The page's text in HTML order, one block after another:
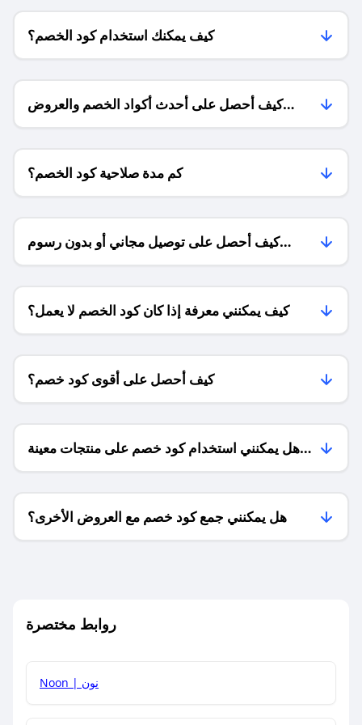
كيف يمكنك استخدام كود الخصم؟
كيف أحصل على أحدث أكواد الخصم والعروض
للمتاجر؟
كم مدة صلاحية كود الخصم؟
كيف أحصل على توصيل مجاني أو بدون رسوم
الشحن ؟
كيف يمكنني معرفة إذا كان كود الخصم لا يعمل؟
كيف أحصل على أقوى كود خصم؟
هل يمكنني استخدام كود خصم على منتجات معينة
فقط؟
هل يمكنني جمع كود خصم مع العروض الأخرى؟
روابط مختصرة
Noon | نون